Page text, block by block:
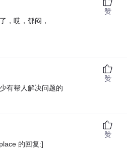
，哎，郁闷，
赞
有帮人解决问题的
赞
的回复:]
赞